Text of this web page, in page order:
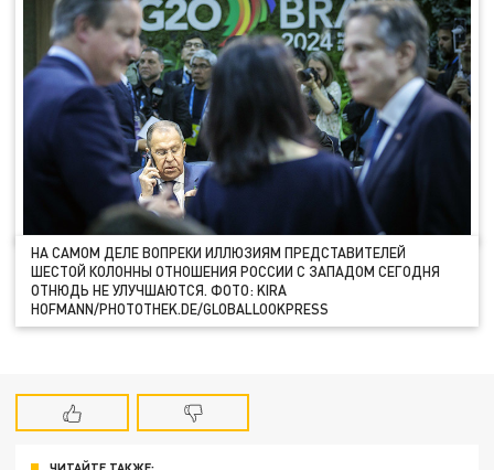
НА САМОМ ДЕЛЕ ВОПРЕКИ ИЛЛЮЗИЯМ ПРЕДСТАВИТЕЛЕЙ
ШЕСТОЙ КОЛОННЫ ОТНОШЕНИЯ РОССИИ С ЗАПАДОМ СЕГОДНЯ
ОТНЮДЬ НЕ УЛУЧШАЮТСЯ. ФОТО: KIRA
HOFMANN/PHOTOTHEK.DE/GLOBALLOOKPRESS
ЧИТАЙТЕ ТАКЖЕ: